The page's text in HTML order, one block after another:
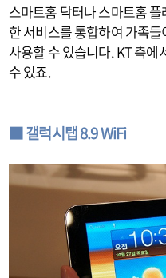
스마트홈 닥터나 스마트홈
한 서비스를 통합하여 가족
사용할 수 있습니다. KT 측에
수 있죠.
■ 갤럭시탭 8.9 WiFi